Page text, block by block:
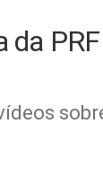
da PRF